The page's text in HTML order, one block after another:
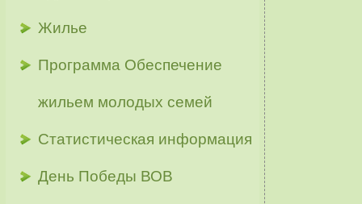
Жилье
Программа Обеспечение
жильем молодых семей
Статистическая информация
День Победы ВОВ